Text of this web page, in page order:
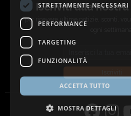
Iscriviti alla
per ricevere ultime notizie, sconti,
STRETTAMENTE NECESSARI
PERFORMANCE
TARGETING
FUNZIONALITÀ
ACCETTA TUTTO
MOSTRA DETTAGLI